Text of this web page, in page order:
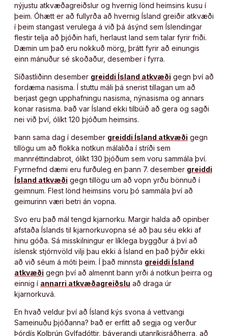
nýjustu atkvæðagreiðslur og hvernig lönd heimsins kusu í
þeim. Óhætt er að fullyrða að hvernig Ísland greiðir atkvæði
í þeim stangast verulega á við þá ásýnd sem Íslendingar
flestir telja að þjóðin hafi, herlaust land sem talar fyrir friði.
Dæmin um það eru nokkuð mörg, þrátt fyrir að einungis
einn mánuður sé skoðaður, desember í fyrra.
Síðastliðinn desember greiddi Ísland atkvæði gegn því að
fordæma nasisma. Í stuttu máli þá snerist tillagan um að
berjast gegn upphafningu nasisma, nýnasisma og annars
konar rasisma. Það var Ísland ekki tilbúið að gera og sagði
nei við því, ólíkt 120 þjóðum heimsins.
Þann sama dag í desember greiddi Ísland atkvæði gegn
tillögu um að flokka notkun málaliða í stríði sem
mannréttindabrot, ólíkt 130 þjóðum sem voru sammála því.
Fyrrnefnd dæmi eru furðuleg en þann 7. desember greiddi
Ísland atkvæði gegn tillögu um að vopn yrðu bönnuð í
geimnum. Flest lönd heimsins voru þó sammála því að
geimurinn væri betri án vopna.
Svo eru það mál tengd kjarnorku. Margir halda að opinber
afstaða Íslands til kjarnorkuvopna sé að þau séu ekki af
hinu góða. Sá misskilningur er líklega byggður á því að
íslensk stjórnvöld vilji þau ekki á Ísland en það þýðir ekki
að við séum á móti þeim. Í það minnsta greiddi Ísland
atkvæði gegn því að almennt bann yrði á notkun þeirra og
einnig í annarri atkvæðagreiðslu að draga úr
kjarnorkuvá.
En hvað veldur því að Ísland kýs svona á vettvangi
Sameinuðu þjóðanna? Það er erfitt að segja og verður
Þórdís Kolbrún Gylfadóttir, þáverandi utanríkisráðherra, að